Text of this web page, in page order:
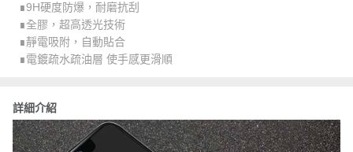
∎9H硬度防爆，耐磨抗刮
∎全膠，超高透光技術
∎靜電吸附，自動貼合
∎電鍍疏水疏油層 使手感更滑順
詳細介紹